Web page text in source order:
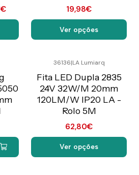
19,98€
Ver opções
C/IVA
36136|LA Lumiarq
Fita LED Dupla 2835
24V 32W/M 20mm
120LM/W IP20 LA -
Rolo 5M
62,80€
Ver opções